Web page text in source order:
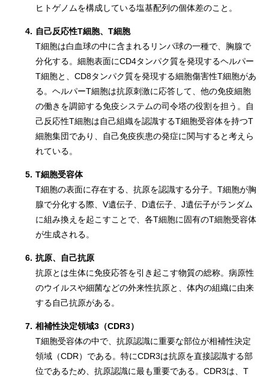
ヒトゲノムを構成している塩基配列の個体差のこと。
4. 自己反応性T細胞、T細胞
T細胞は白血球の中に含まれるリンパ球の一種で、胸腺で
分化する。細胞表面にCD4タンパク質を発現するヘルパー
T細胞と、CD8タンパク質を発現する細胞傷害性T細胞があ
る。ヘルパーT細胞は抗原刺激に応答して、他の免疫細胞
の働きを調節する免疫システムの司令塔の役割を担う。自
己反応性T細胞は自己組織を認識するT細胞受容体を持つT
細胞集団であり、自己免疫疾患の発症に関与すると考えら
れている。
5. T細胞受容体
T細胞の表面に存在する、抗原を認識する分子。T細胞が胸
腺で分化する際、V遺伝子、D遺伝子、J遺伝子がランダム
に組み換えを起こすことで、各T細胞に固有のT細胞受容体
が生成される。
6. 抗原、自己抗原
抗原とは生体に免疫応答を引き起こす物質の総称。病原性
のウイルスや細菌などの外来性抗原と、体内の組織に由来
する自己抗原がある。
7. 相補性決定領域3（CDR3）
T細胞受容体の中で、抗原認識に重要な部位が相補性決定
領域（CDR）である。特にCDR3は抗原を直接認識する部
位であるため、抗原認識に最も重要である。CDR3は、T